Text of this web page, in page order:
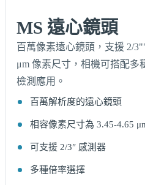
MS 遠心鏡頭
百萬像素遠心鏡頭，支援 2/
μm 像素尺寸，相機可搭配多
檢測應用。
百萬解析度的遠心鏡頭
相容像素尺寸為 3.45-4.65
可支援 2/3″ 感測器
多種倍率選擇